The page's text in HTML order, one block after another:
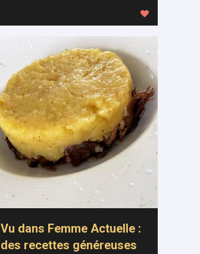
Vu dans Femme Actuelle :
des recettes généreuses